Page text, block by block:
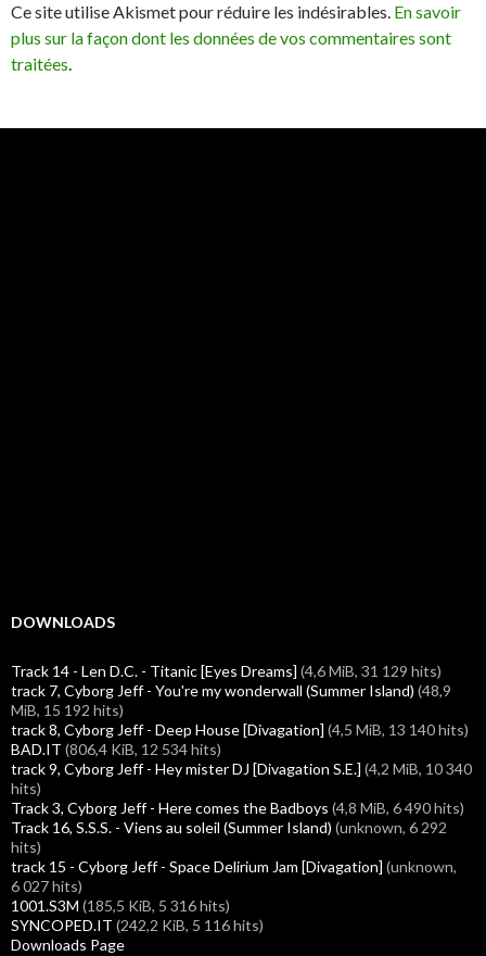
Ce site utilise Akismet pour réduire les indésirables. En savoir
plus sur la façon dont les données de vos commentaires sont
traitées.
DOWNLOADS
Track 14 - Len D.C. - Titanic [Eyes Dreams] (4,6 MiB, 31 129 hits)
track 7, Cyborg Jeff - You're my wonderwall (Summer Island) (48,9
MiB, 15 192 hits)
track 8, Cyborg Jeff - Deep House [Divagation] (4,5 MiB, 13 140 hits)
BAD.IT (806,4 KiB, 12 534 hits)
track 9, Cyborg Jeff - Hey mister DJ [Divagation S.E.] (4,2 MiB, 10 340
hits)
Track 3, Cyborg Jeff - Here comes the Badboys (4,8 MiB, 6 490 hits)
Track 16, S.S.S. - Viens au soleil (Summer Island) (unknown, 6 292
hits)
track 15 - Cyborg Jeff - Space Delirium Jam [Divagation] (unknown,
6 027 hits)
1001.S3M (185,5 KiB, 5 316 hits)
SYNCOPED.IT (242,2 KiB, 5 116 hits)
Downloads Page